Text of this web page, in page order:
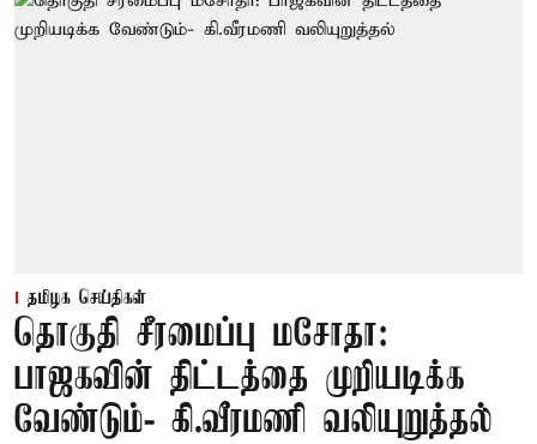
தமிழக செய்திகள்
தொகுதி சீரமைப்பு மசோதா:
பாஜகவின் திட்டத்தை முறியடிக்க
வேண்டும்- கி.வீரமணி வலியுறுத்தல்